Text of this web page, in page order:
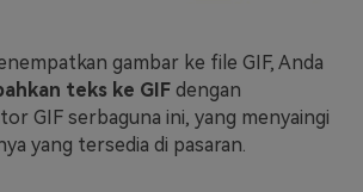
gambar ke file GIF, Anda
teks ke GIF dengan
GIF serbaguna ini, yang menyaingi
yang tersedia di pasaran.